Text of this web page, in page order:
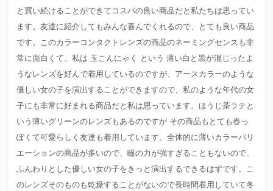
と買い続けることができてコスパの良い商品だと私たちは思ってい
ます。友達に紹介してもみんな喜んでくれるので、とても良い商品
です。このカラーコンタクトレンズの商品のネーミングセンスも非
常に面白くて、私は 玉こんにゃく という 薄い白と黒が混じったよ
うなレンズを好んで着用しているのですが、アースカラーのような
優しい女の子を演出することができますので、私のような年代の女
子にも非常に好まれる商品だと私は思っています。ほうじ茶ラテと
いう薄いグリーンのレンズもあるのですが その商品もとても春っ
ぽくて可愛らしく友達も着用しています。全体的に薄いカラーバリ
エーションの商品が多いので、瞳の力が強すぎることもないので、
ふんわりとした優しい女の子をきっと演出するできるはずです。こ
のレンズそのものも乾燥することがないので長時間着用していて冬